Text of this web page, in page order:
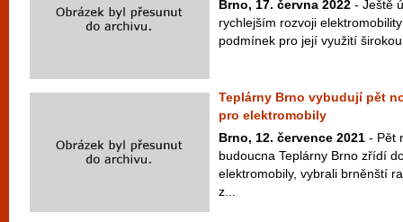
Brno, 17. června 2022 - Ještě
rychlejším rozvoji
podmínek pro její využití
Teplárny Brno vybudují pět
pro elektromobily
Brno, 12. července 2021 - Pět
budoucna Teplárny Brno zřídí
elektromobily, vybrali brněnští
z...